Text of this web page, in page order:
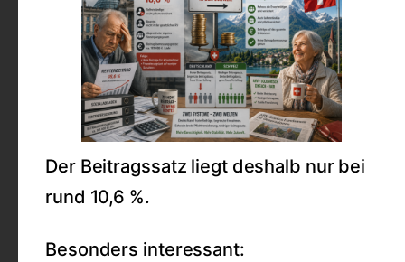
Der Beitragssatz liegt deshalb nur bei
rund 10,6 %.
Besonders interessant: